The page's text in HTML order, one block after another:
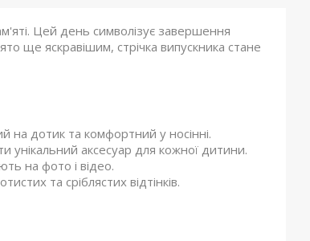
Цей день символізує завершення
ще яскравішим, стрічка випускника стане
на дотик та комфортний у носінні.
унікальний аксесуар для кожної дитини.
на фото і відео.
та сріблястих відтінків.